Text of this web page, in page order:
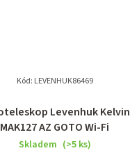
Levenhuk Kelvin
MAK127 AZ GOTO Wi-Fi
Skladem (>5 ks)
Kód: LEVENHUK86469